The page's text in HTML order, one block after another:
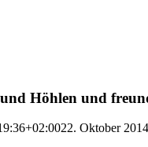
Höhlen und
22. Oktober 2014